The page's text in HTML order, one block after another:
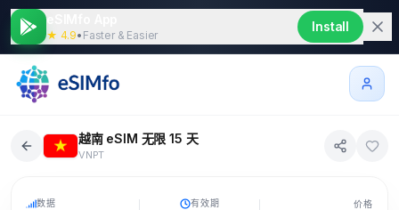
★ 4.9• Faster & Easier
Install
越南 eSIM 无限 15 天
VNPT
数据 有效期 价格